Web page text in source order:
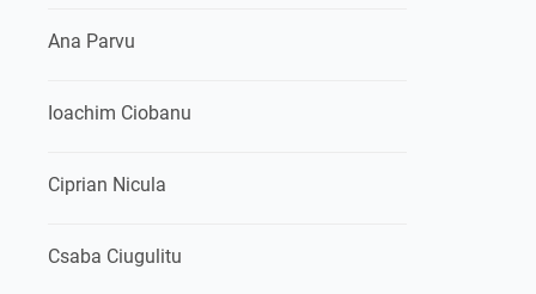
Ana Parvu
Ioachim Ciobanu
Ciprian Nicula
Csaba Ciugulitu